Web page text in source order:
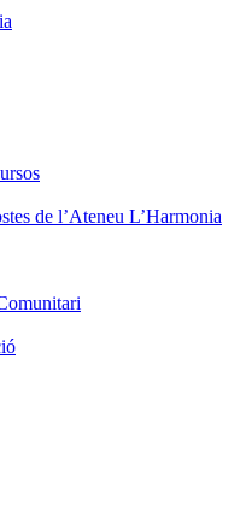
de l’Ateneu L’Harmonia